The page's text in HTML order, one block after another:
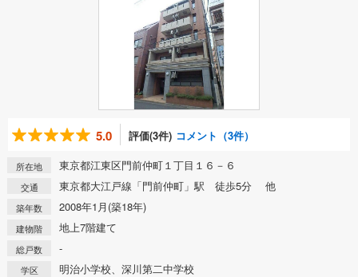
5.0 評価(3件) コメント（3件）
所在地 東京都江東区門前仲町１丁目１６－６
交通 東京都大江戸線「門前仲町」駅 徒歩5分 他
築年数 2008年1月(築18年)
建物階 地上7階建て
総戸数 -
学区 明治小学校、深川第二中学校